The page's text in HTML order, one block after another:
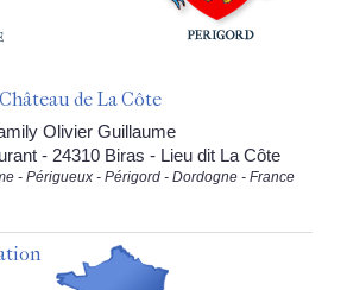
Château de La Côte
Olivier Guillaume
- 24310 Biras - Lieu dit La Côte
- Périgueux - Périgord - Dordogne - France